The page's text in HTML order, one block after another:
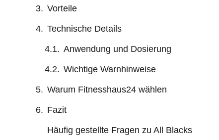
Vorteile
Technische Details
Anwendung und Dosierung
Wichtige Warnhinweise
Warum Fitnesshaus24 wählen
Fazit
Häufig gestellte Fragen zu All Blacks